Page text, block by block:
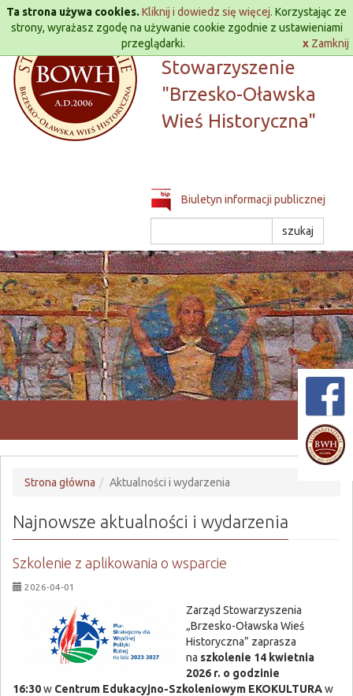
Ta strona używa cookies. Kliknij i dowiedz się więcej. Korzystając ze
strony, wyrażasz zgodę na używanie cookie zgodnie z ustawieniami
przeglądarki.
x Zamknij
Przejdź
Lokalna Grupa Działania
Stowarzyszenie
"Brzesko-Oławska
Wieś Historyczna"
Biuletyn informacji publicznej
Strona główna Aktualności i wydarzenia
Najnowsze aktualności i wydarzenia
Szkolenie z aplikowania o wsparcie
2026-04-01
Zarząd Stowarzyszenia
„Brzesko-Oławska Wieś
Historyczna” zaprasza
na szkolenie 14 kwietnia
2026 r. o godzinie
16:30w Centrum Edukacyjno-Szkoleniowym EKOKULTURAw